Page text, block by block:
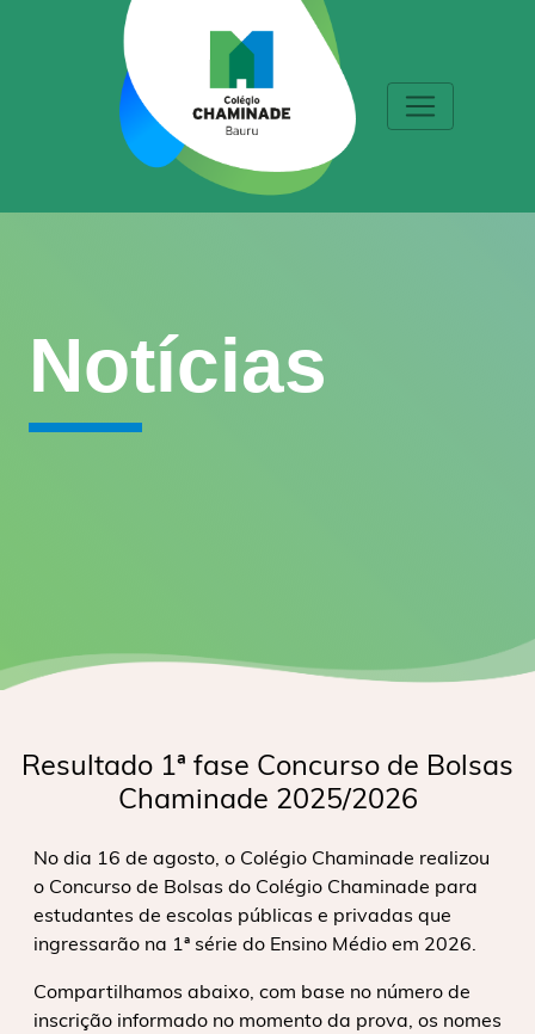
Notícias
Resultado 1ª fase Concurso de Bolsas
Chaminade 2025/2026
No dia 16 de agosto, o Colégio Chaminade realizou
o Concurso de Bolsas do Colégio Chaminade para
estudantes de escolas públicas e privadas que
ingressarão na 1ª série do Ensino Médio em 2026.
Compartilhamos abaixo, com base no número de
inscrição informado no momento da prova, os nomes